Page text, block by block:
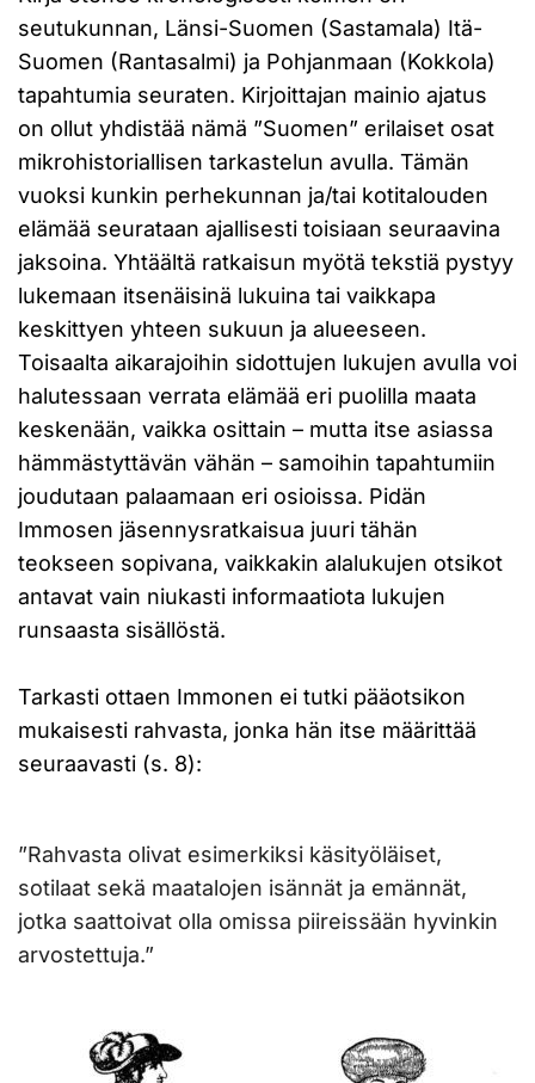
seutukunnan, Länsi-Suomen (Sastamala) Itä-
Suomen (Rantasalmi) ja Pohjanmaan (Kokkola)
tapahtumia seuraten. Kirjoittajan mainio ajatus
on ollut yhdistää nämä ”Suomen” erilaiset osat
mikrohistoriallisen tarkastelun avulla. Tämän
vuoksi kunkin perhekunnan ja/tai kotitalouden
elämää seurataan ajallisesti toisiaan seuraavina
jaksoina. Yhtäältä ratkaisun myötä tekstiä pystyy
lukemaan itsenäisinä lukuina tai vaikkapa
keskittyen yhteen sukuun ja alueeseen.
Toisaalta aikarajoihin sidottujen lukujen avulla voi
halutessaan verrata elämää eri puolilla maata
keskenään, vaikka osittain – mutta itse asiassa
hämmästyttävän vähän – samoihin tapahtumiin
joudutaan palaamaan eri osioissa. Pidän
Immosen jäsennysratkaisua juuri tähän
teokseen sopivana, vaikkakin alalukujen otsikot
antavat vain niukasti informaatiota lukujen
runsaasta sisällöstä.
Tarkasti ottaen Immonen ei tutki pääotsikon
mukaisesti rahvasta, jonka hän itse määrittää
seuraavasti (s. 8):
”Rahvasta olivat esimerkiksi käsityöläiset,
sotilaat sekä maatalojen isännät ja emännät,
jotka saattoivat olla omissa piireissään hyvinkin
arvostettuja.”